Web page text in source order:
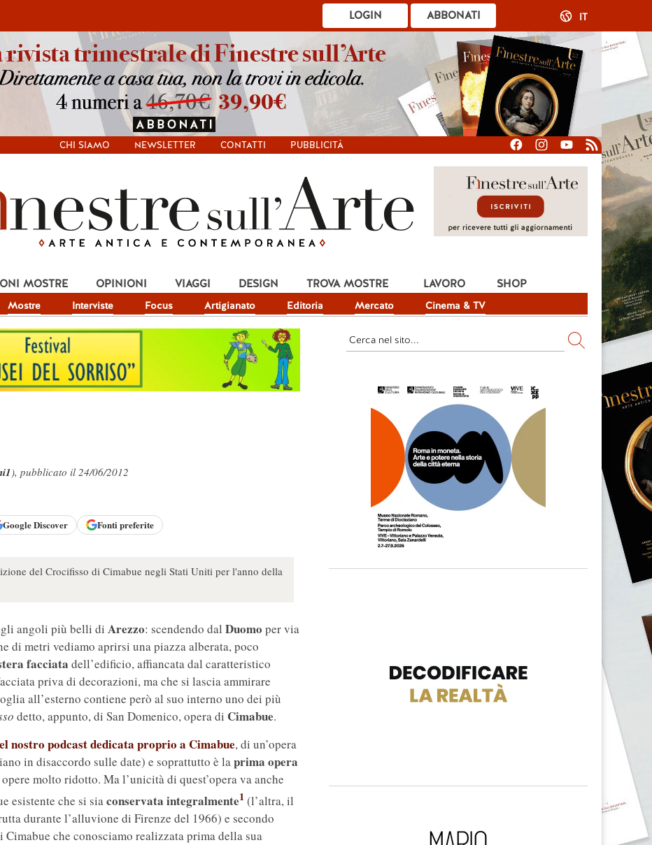
ABBONATI
LOGIN IT
CHI SIAMO NEWSLETTER CONTATTI PUBBLICITÀ
Mostre Interviste Focus Artigianato Editoria Mercato Cinema & TV
MOSTRE OPINIONI VIAGGI DESIGN TROVA MOSTRE LAVORO SHOP
), pubblicato il 24/06/2012
GoogleDiscover Fonti preferite
del Crocifisso di Cimabue negli Stati Uniti per l'anno della
angoli più belli di Arezzo: scendendo dal Duomo per via
di metri vediamo aprirsi una piazza alberata, poco
facciata dell’edificio, affiancata dal caratteristico
priva di decorazioni, ma che si lascia ammirare
all’esterno contiene però al suo interno uno dei più
detto, appunto, di San Domenico, opera di Cimabue.
nostro podcast dedicata proprio a Cimabue, di un’opera
in disaccordo sulle date) e soprattutto è laprima opera
molto ridotto. Ma l’unicità di quest’opera va anche
esistente che si siaconservata integralmente1 (l’altra, il
durante l’alluvione di Firenze del 1966) e secondo
che conosciamo realizzata prima della sua